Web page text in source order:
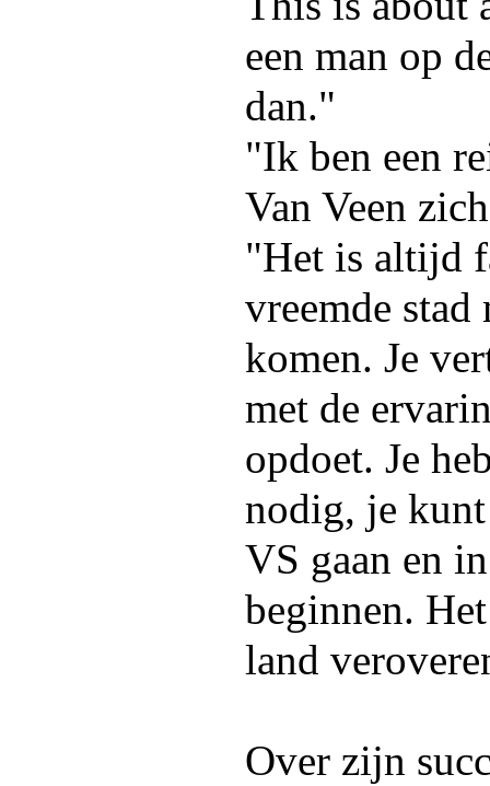
een man op
dan."
"Ik ben een
Van Veen
"Het is altijd
vreemde stad
komen. Je
met de
opdoet. Je
nodig, je
VS gaan en
beginnen.
land
Over zijn